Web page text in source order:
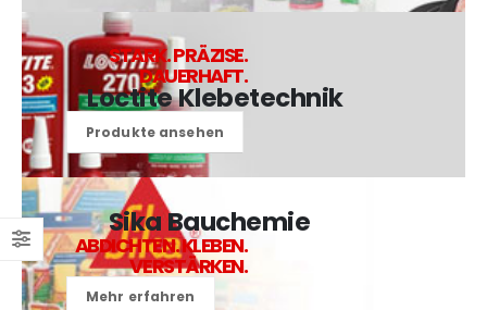
STARK. PRÄZISE.
DAUERHAFT.
Loctite Klebetechnik
Produkte ansehen
Sika Bauchemie
ABDICHTEN. KLEBEN.
VERSTÄRKEN.
Mehr erfahren